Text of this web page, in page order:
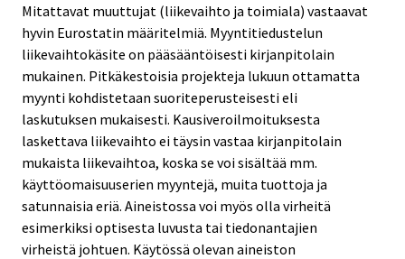
Mitattavat muuttujat (liikevaihto ja toimiala) vastaavat
hyvin Eurostatin määritelmiä. Myyntitiedustelun
liikevaihtokäsite on pääsääntöisesti kirjanpitolain
mukainen. Pitkäkestoisia projekteja lukuun ottamatta
myynti kohdistetaan suoriteperusteisesti eli
laskutuksen mukaisesti. Kausiveroilmoituksesta
laskettava liikevaihto ei täysin vastaa kirjanpitolain
mukaista liikevaihtoa, koska se voi sisältää mm.
käyttöomaisuuserien myyntejä, muita tuottoja ja
satunnaisia eriä. Aineistossa voi myös olla virheitä
esimerkiksi optisesta luvusta tai tiedonantajien
virheistä johtuen. Käytössä olevan aineiston